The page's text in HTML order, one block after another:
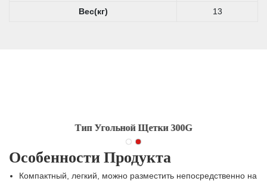
Вес(кг) 13
Особенности Продукта
Компактный, легкий, можно разместить непосредственно на
Тип Угольной Щетки 300G